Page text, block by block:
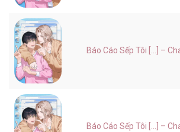
Báo Cáo Sếp Tôi [...] –
Báo Cáo Sếp Tôi [...] –